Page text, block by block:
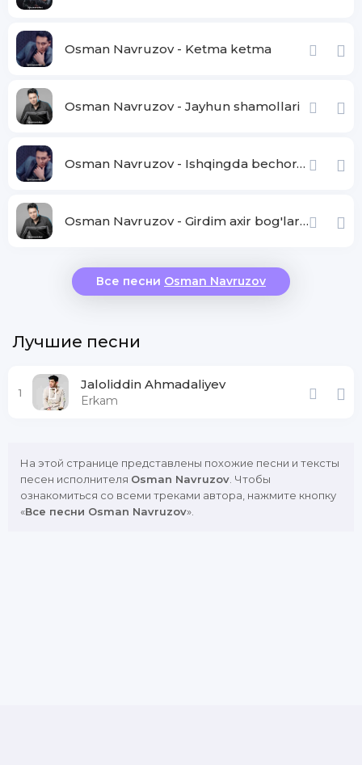
Osman Navruzov - Ketma ketma
Osman Navruzov - Jayhun shamollari
Osman Navruzov - Ishqingda bechoraman
Osman Navruzov - Girdim axir bog'larina otdim o'zim dog'larina
Все песни Osman Navruzov
Лучшие песни
1
Jaloliddin Ahmadaliyev
Erkam
На этой странице представлены похожие песни и тексты
песен исполнителя Osman Navruzov . Чтобы
ознакомиться со всеми треками автора, нажмите кнопку
«Все песни Osman Navruzov».